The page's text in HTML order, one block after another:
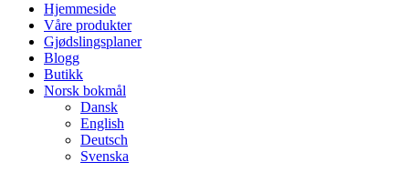
Hjemmeside
Våre produkter
Gjødslingsplaner
Blogg
Butikk
Norsk bokmål
Dansk
English
Deutsch
Svenska